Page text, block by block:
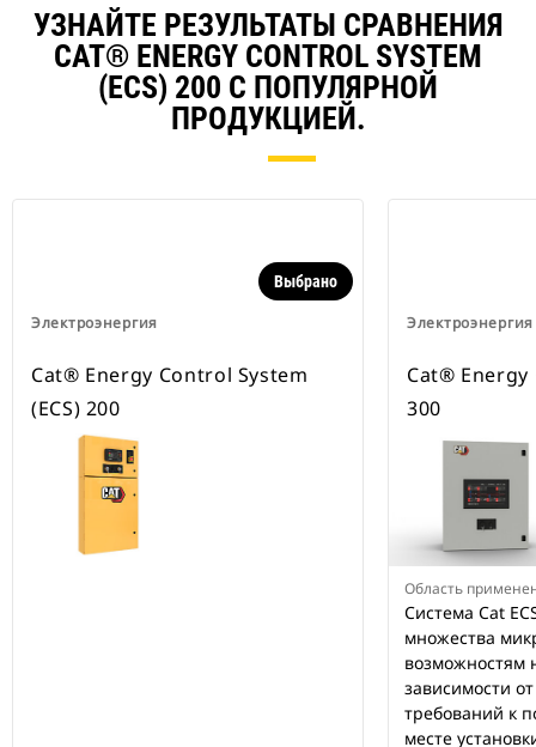
УЗНАЙТЕ РЕЗУЛЬТАТЫ СРАВНЕНИЯ
CAT® ENERGY CONTROL SYSTEM
(ECS) 200 С ПОПУЛЯРНОЙ
ПРОДУКЦИЕЙ.
Электроэнергия
Выбрано
Cat® Energy Control System
(ECS) 200
Электроэнергия
Cat®
300
Область
Система Cat
множества
возможностям
зависимости
требований к
месте